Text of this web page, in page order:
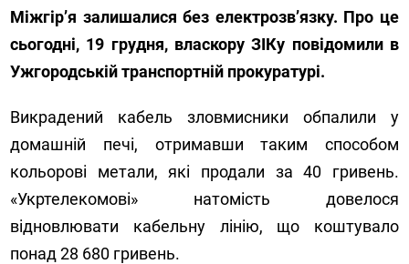
Міжгір’я залишалися без електрозв’язку. Про це
сьогодні, 19 грудня, власкору ЗІКу повідомили в
Ужгородській транспортній прокуратурі.
Викрадений кабель зловмисники обпалили у
домашній печі, отримавши таким способом
кольорові метали, які продали за 40 гривень.
«Укртелекомові» натомість довелося
відновлювати кабельну лінію, що коштувало
понад 28 680 гривень.